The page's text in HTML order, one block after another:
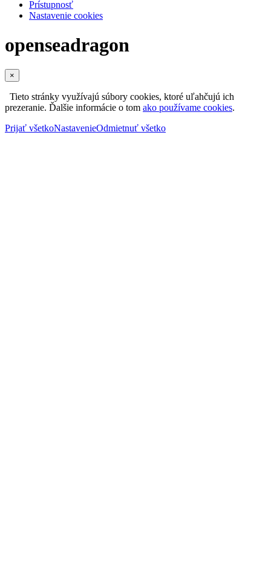
Prístupnosť
Nastavenie cookies
openseadragon
×
Tieto stránky využívajú súbory cookies, ktoré uľahčujú ich
prezeranie. Ďalšie informácie o tom ako používame cookies.
Prijať všetkoNastavenieOdmietnuť všetko